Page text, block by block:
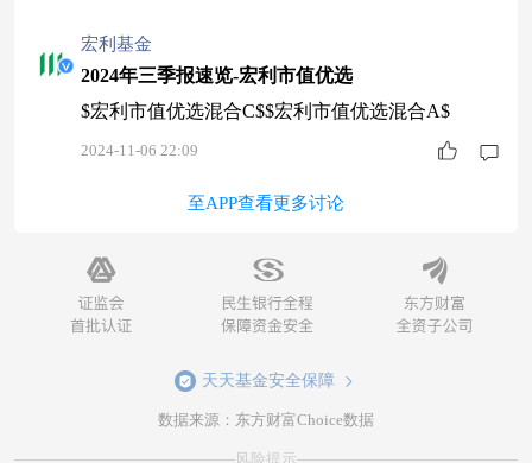
宏利基金
2024年三季报速览-宏利市值优选
$宏利市值优选混合C$$宏利市值优选混合A$
2024-11-06 22:09
至APP查看更多讨论
天天基金安全保障
数据来源：东方财富Choice数据
风险提示